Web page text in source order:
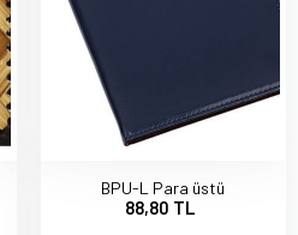
BPU-L Para üstü
88,80 TL